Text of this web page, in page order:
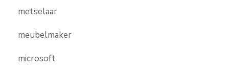
metselaar
meubelmaker
microsoft